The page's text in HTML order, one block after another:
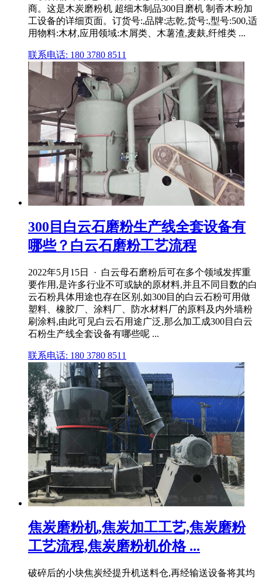
商。这是木炭磨粉机 超细木制品300目磨机 制香木粉加
工设备的详细页面。订货号:,品牌:志乾,货号:,型号:500,适
用物料:木材,应用领域:木屑类、木薯渣,麦麸,纤维类 ...
联系电话: 180 3780 8511
300目白云石磨粉生产线全套设备有
哪些？白云石磨粉工艺流程
2022年5月15日 · 白云母石磨粉后可在多个领域发挥重
要作用,是许多行业不可或缺的原材料,并且不同目数的白
云石粉具体用途也存在区别,如300目的白云石粉可用做
塑料、橡胶厂、涂料厂、防水材料厂的原料及内外墙粉
刷涂料,由此可见白云石用途广泛,那么加工成300目白云
石粉生产线全套设备有哪些呢 ...
联系电话: 180 3780 8511
焦炭磨粉机,焦炭加工工艺,焦炭磨粉
工艺流程,焦炭磨粉机价格 ...
破碎后的小块焦炭经提升机送料仓,再经输送设备将其均